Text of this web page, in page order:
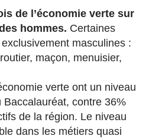
de l’économie verte sur
hommes. Certaines
masculines :
maçon, menuisier,
verte ont un niveau
contre 36%
de la région. Le niveau
dans les métiers quasi